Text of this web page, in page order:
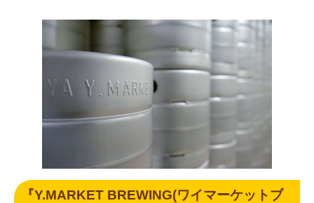
『Y.MARKET BREWING(ワイマーケットブ